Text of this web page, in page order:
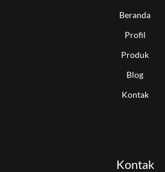
Beranda
Profil
Produk
Blog
Kontak
Kontak